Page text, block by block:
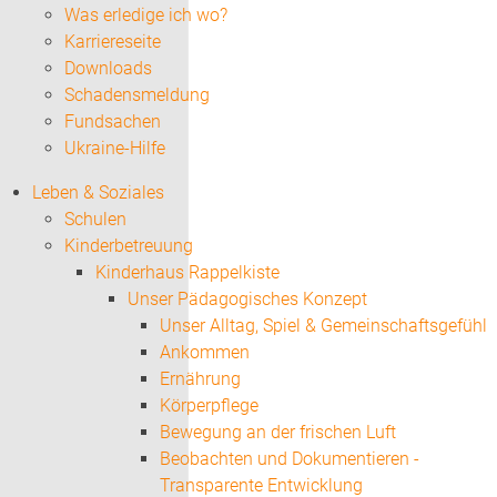
Was erledige ich wo?
Karriereseite
Downloads
Schadensmeldung
Fundsachen
Ukraine-Hilfe
Leben & Soziales
Schulen
Kinderbetreuung
Kinderhaus Rappelkiste
Unser Pädagogisches Konzept
Unser Alltag, Spiel & Gemeinschaftsgefühl
Ankommen
Ernährung
Körperpflege
Bewegung an der frischen Luft
Beobachten und Dokumentieren -
Transparente Entwicklung